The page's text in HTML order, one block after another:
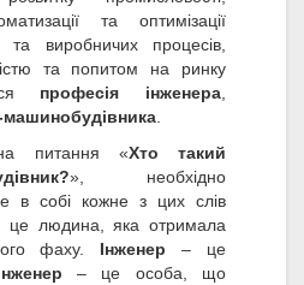
та оптимізації
та виробничих процесів,
та попитом на ринку
професія інженера
машинобудівника
питання «Хто такий
», необхідно
в собі кожне з цих слів
це людина, яка отримала
фаху. Інженер – це
– це особа, що